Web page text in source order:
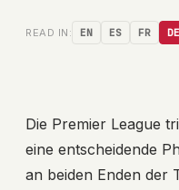
READ IN: EN ES FR DE
Die Premier League
eine entscheidende
an beiden Enden der